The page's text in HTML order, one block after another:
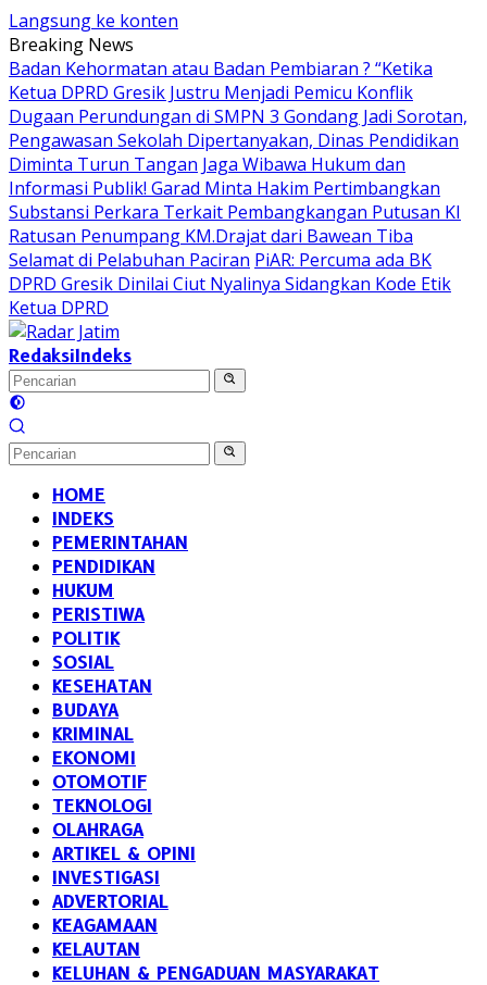
Langsung ke konten
Breaking News
Badan Kehormatan atau Badan Pembiaran ? “Ketika
Ketua DPRD Gresik Justru Menjadi Pemicu Konflik
Dugaan Perundungan di SMPN 3 Gondang Jadi Sorotan,
Pengawasan Sekolah Dipertanyakan, Dinas Pendidikan
Diminta Turun Tangan Jaga Wibawa Hukum dan
Informasi Publik! Garad Minta Hakim Pertimbangkan
Substansi Perkara Terkait Pembangkangan Putusan KI
Ratusan Penumpang KM.Drajat dari Bawean Tiba
Selamat di Pelabuhan Paciran PiAR: Percuma ada BK
DPRD Gresik Dinilai Ciut Nyalinya Sidangkan Kode Etik
Ketua DPRD
RedaksiIndeks
HOME
INDEKS
PEMERINTAHAN
PENDIDIKAN
HUKUM
PERISTIWA
POLITIK
SOSIAL
KESEHATAN
BUDAYA
KRIMINAL
EKONOMI
OTOMOTIF
TEKNOLOGI
OLAHRAGA
ARTIKEL & OPINI
INVESTIGASI
ADVERTORIAL
KEAGAMAAN
KELAUTAN
KELUHAN & PENGADUAN MASYARAKAT